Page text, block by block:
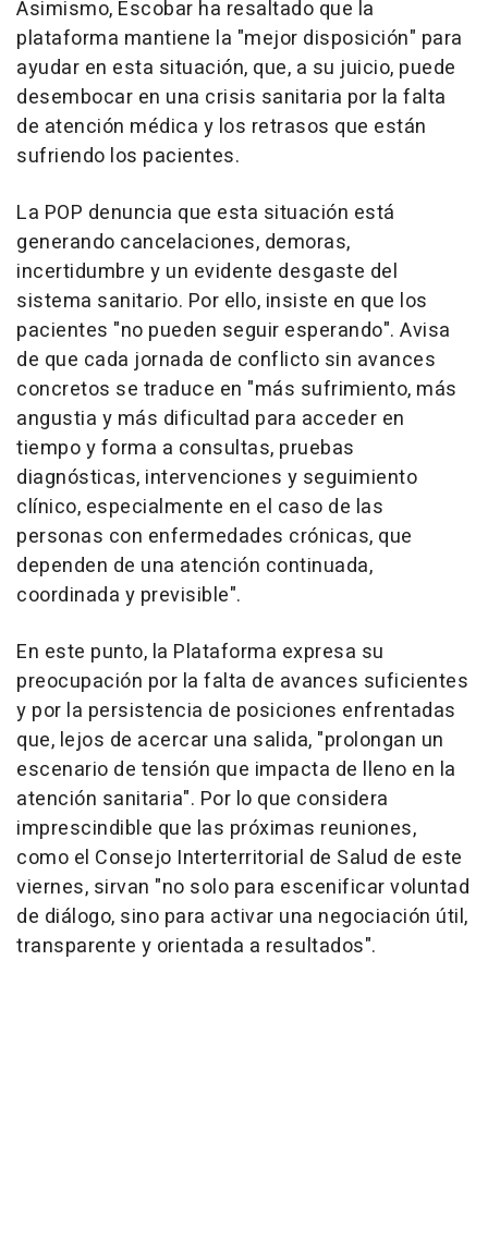
Asimismo, Escobar ha resaltado que la
plataforma mantiene la "mejor disposición" para
ayudar en esta situación, que, a su juicio, puede
desembocar en una crisis sanitaria por la falta
de atención médica y los retrasos que están
sufriendo los pacientes.
La POP denuncia que esta situación está
generando cancelaciones, demoras,
incertidumbre y un evidente desgaste del
sistema sanitario. Por ello, insiste en que los
pacientes "no pueden seguir esperando". Avisa
de que cada jornada de conflicto sin avances
concretos se traduce en "más sufrimiento, más
angustia y más dificultad para acceder en
tiempo y forma a consultas, pruebas
diagnósticas, intervenciones y seguimiento
clínico, especialmente en el caso de las
personas con enfermedades crónicas, que
dependen de una atención continuada,
coordinada y previsible".
En este punto, la Plataforma expresa su
preocupación por la falta de avances suficientes
y por la persistencia de posiciones enfrentadas
que, lejos de acercar una salida, "prolongan un
escenario de tensión que impacta de lleno en la
atención sanitaria". Por lo que considera
imprescindible que las próximas reuniones,
como el Consejo Interterritorial de Salud de este
viernes, sirvan "no solo para escenificar voluntad
de diálogo, sino para activar una negociación útil,
transparente y orientada a resultados".